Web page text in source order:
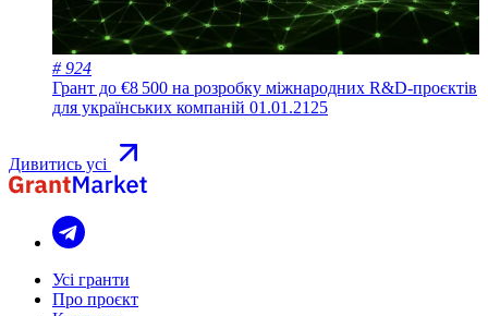
# 924
Грант до €8 500 на розробку міжнародних R&D-проєктів
для українських компаній 01.01.2125
Дивитись усі
Усі гранти
Про проєкт